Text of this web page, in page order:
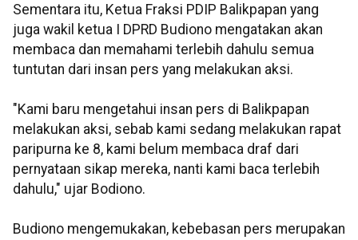
Sementara itu, Ketua Fraksi PDIP Balikpapan yang
juga wakil ketua I DPRD Budiono mengatakan akan
membaca dan memahami terlebih dahulu semua
tuntutan dari insan pers yang melakukan aksi.
"Kami baru mengetahui insan pers di Balikpapan
melakukan aksi, sebab kami sedang melakukan rapat
paripurna ke 8, kami belum membaca draf dari
pernyataan sikap mereka, nanti kami baca terlebih
dahulu," ujar Bodiono.
Budiono mengemukakan, kebebasan pers merupakan